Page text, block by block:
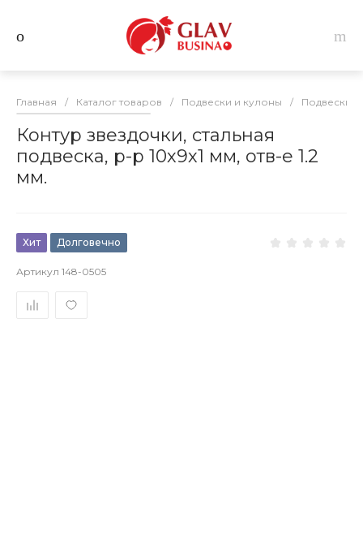
Главная / Каталог товаров / Подвески и кулоны / Подвески
Контур звездочки, стальная
подвеска, р-р 10х9х1 мм, отв-е 1.2
мм.
Хит Долговечно
Артикул 148-0505